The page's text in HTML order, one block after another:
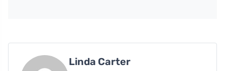
Linda Carter